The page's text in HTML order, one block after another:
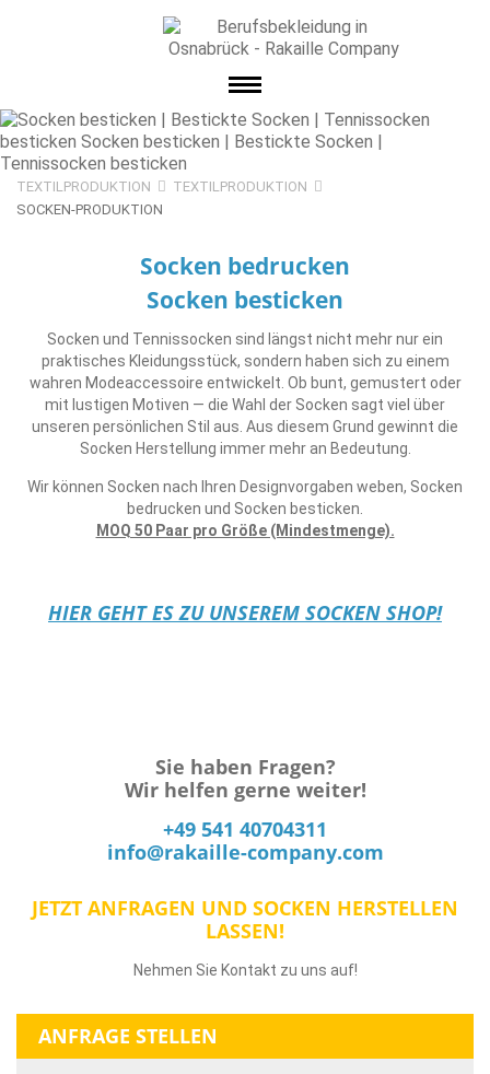
TEXTILPRODUKTION
TEXTILPRODUKTION
SOCKEN-PRODUKTION
Socken bedrucken
Socken besticken
Socken und Tennissocken sind längst nicht mehr nur ein
praktisches Kleidungsstück, sondern haben sich zu einem
wahren Modeaccessoire entwickelt. Ob bunt, gemustert oder
mit lustigen Motiven — die Wahl der Socken sagt viel über
unseren persönlichen Stil aus. Aus diesem Grund gewinnt die
Socken Herstellung immer mehr an Bedeutung.
Wir können Socken nach Ihren Designvorgaben weben, Socken
bedrucken und Socken besticken.
MOQ 50 Paar pro Größe (Mindestmenge).
HIER GEHT ES ZU UNSEREM SOCKEN SHOP!
Sie haben Fragen?
Wir helfen gerne weiter!
+49 541 40704311
info
_at_
rakaille-company.com
JETZT ANFRAGEN UND SOCKEN HERSTELLEN
LASSEN!
Nehmen Sie Kontakt zu uns auf!
ANFRAGE STELLEN